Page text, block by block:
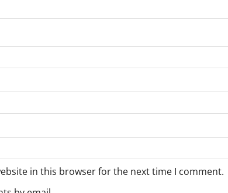
in this browser for the next time I comment.